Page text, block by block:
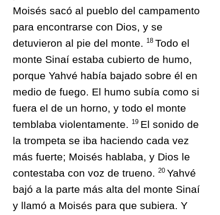
Moisés sacó al pueblo del campamento
para encontrarse con Dios, y se
detuvieron al pie del monte.
18 Todo el
monte Sinaí estaba cubierto de humo,
porque Yahvé había bajado sobre él en
medio de fuego. El humo subía como si
fuera el de un horno, y todo el monte
temblaba violentamente.
19 El sonido de
la trompeta se iba haciendo cada vez
más fuerte; Moisés hablaba, y Dios le
contestaba con voz de trueno. 20 Yahvé
bajó a la parte más alta del monte Sinaí
y llamó a Moisés para que subiera. Y